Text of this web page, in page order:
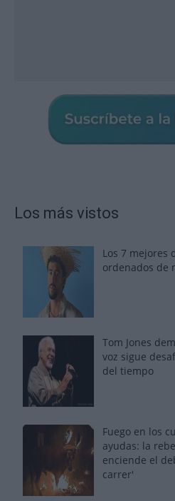
Los más vistos
Los 7 mejores
ordenados de
Tom Jones
voz sigue
del tiempo
Fuego en los
ayudas: la
enciende el
carrer'